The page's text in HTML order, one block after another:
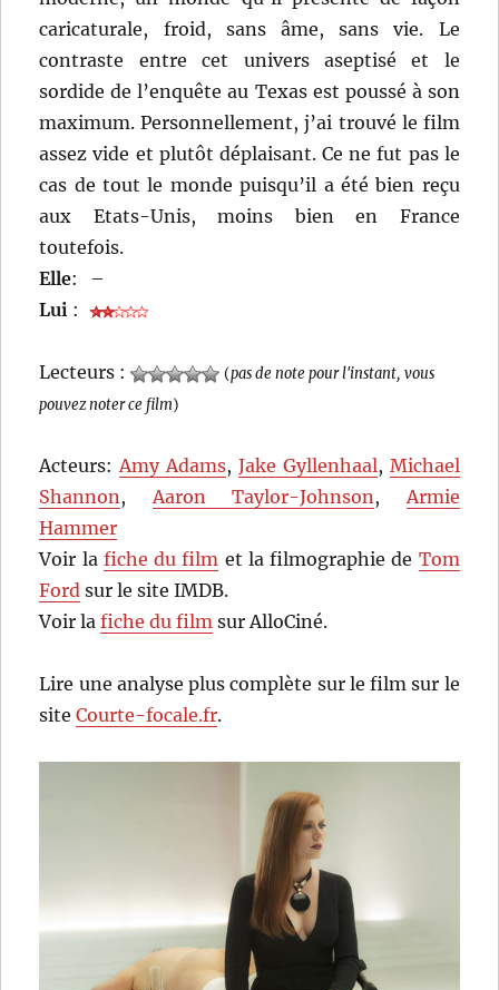
caricaturale, froid, sans âme, sans vie. Le
contraste entre cet univers aseptisé et le
sordide de l’enquête au Texas est poussé à son
maximum. Personnellement, j’ai trouvé le film
assez vide et plutôt déplaisant. Ce ne fut pas le
cas de tout le monde puisqu’il a été bien reçu
aux Etats-Unis, moins bien en France
toutefois.
Elle:
–
Lui :
Lecteurs : (pas de note pour l'instant, vous
pouvez noter ce film)
Acteurs:Amy Adams, Jake Gyllenhaal, Michael
Shannon,Aaron Taylor-Johnson,Armie
Hammer
Voir la fiche du film et la filmographie de Tom
Ford sur le site IMDB.
Voir lafiche du film sur AlloCiné.
Lire une analyse plus complète sur le film sur le
siteCourte-focale.fr.